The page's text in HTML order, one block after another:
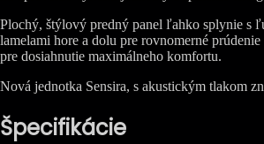
Plochý, štýlový predný panel ľahko splynie s
lamelami hore a dolu pre rovnomerné
pre dosiahnutie maximálneho komfortu.
Nová jednotka Sensira, s akustickým tlakom
Špecifikácie